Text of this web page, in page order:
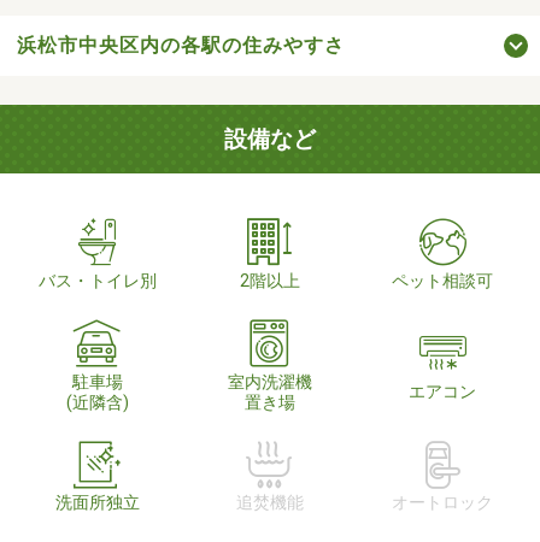
浜松市中央区内の各駅の住みやすさ
設備など
バス・トイレ別 2階以上 ペット相談可
駐車場
(近隣含)
室内洗濯機
置き場
エアコン
洗面所独立 追焚機能 オートロック